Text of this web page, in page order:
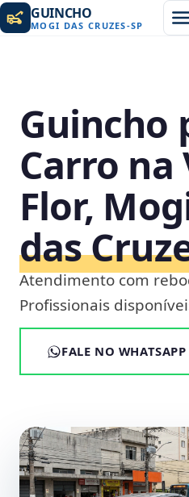
GUINCHO
MOGI DAS CRUZES-SP
Guincho
Carro na
Flor,
das
Atendimento com
Profissionais
FALE NO WHATSAPP